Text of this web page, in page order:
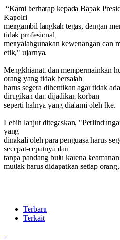
“Kami berharap kepada Bapak
Kapolri
mengambil langkah tegas, dengan
tidak profesional,
menyalahgunakan kewenangan dan
etik," ujarnya.
Mengkhianati dan mempermainkan
orang yang tidak bersalah
harus segera dihentikan agar tidak
dirugikan dan dijadikan korban
seperti halnya yang dialami oleh Ike.
Lebih lanjut ditegaskan,
yang
dinakali oleh para penguasa harus
secepat-cepatnya dan
tanpa pandang bulu karena
mutlak harus didapatkan setiap
Terbaru
Terkait